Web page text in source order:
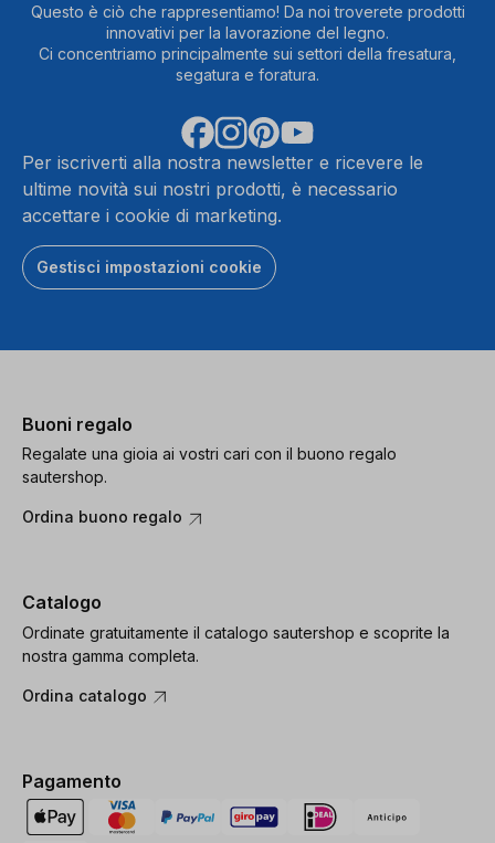
Questo è ciò che rappresentiamo! Da noi troverete prodotti
innovativi per la lavorazione del legno.
Ci concentriamo principalmente sui settori della fresatura,
segatura e foratura.
Per iscriverti alla nostra newsletter e ricevere le
ultime novità sui nostri prodotti, è necessario
accettare i cookie di marketing.
Gestisci impostazioni cookie
Buoni regalo
Regalate una gioia ai vostri cari con il buono regalo
sautershop.
Ordina buono regalo
Catalogo
Ordinate gratuitamente il catalogo sautershop e scoprite la
nostra gamma completa.
Ordina catalogo
Pagamento